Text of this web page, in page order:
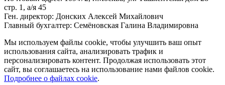
стр. 1, а/я 45
Ген. директор: Донских Алексей Михайлович
Главный бухгалтер: Семёновская Галина Владимировна
Мы используем файлы cookie, чтобы улучшить ваш опыт
использования сайта, анализировать трафик и
персонализировать контент. Продолжая использовать этот
сайт, вы соглашаетесь на использование нами файлов cookie.
Подробнее о файлах cookie.